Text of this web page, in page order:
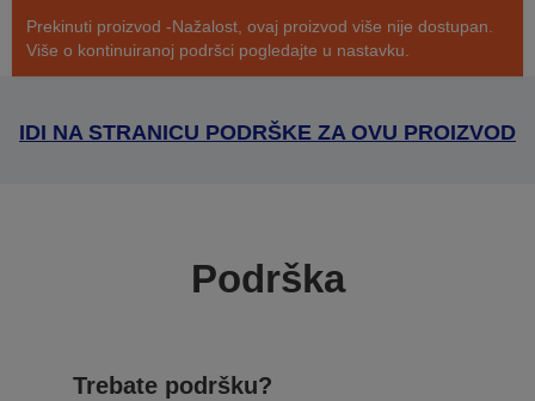
Prekinuti proizvod -Nažalost, ovaj proizvod više nije dostupan.
Više o kontinuiranoj podršci pogledajte u nastavku.
IDI NA STRANICU PODRŠKE ZA OVU PROIZVOD
Podrška
Trebate podršku?